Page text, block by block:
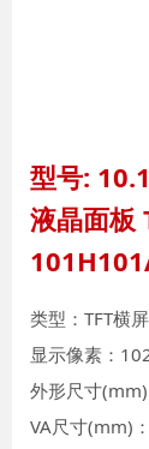
型号:
液晶面板
类型：TFT横屏
显示像素：
外形尺寸
VA尺寸(mm)